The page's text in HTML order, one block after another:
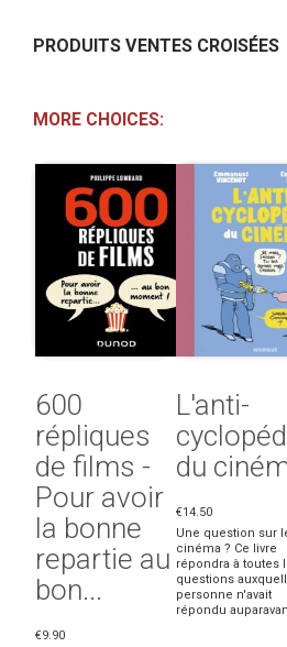
PRODUITS VENTES CROISÉES
MORE CHOICES:
600
répliques
de films -
Pour avoir
la bonne
repartie au
bon...
€9.90
L'anti-
du
€14.50
Une question sur
cinéma ? Ce livre
répondra à toutes
questions
personne n'avait
répondu